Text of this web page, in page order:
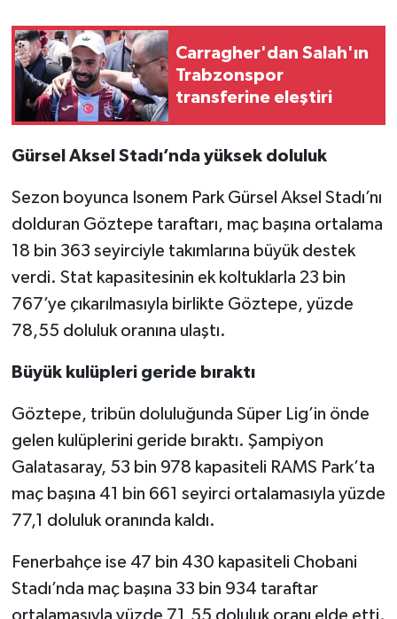
Carragher'dan Salah'ın
Trabzonspor
transferine eleştiri
Gürsel Aksel Stadı’nda yüksek doluluk
Sezon boyunca Isonem Park Gürsel Aksel Stadı’nı
dolduran Göztepe taraftarı, maç başına ortalama
18 bin 363 seyirciyle takımlarına büyük destek
verdi. Stat kapasitesinin ek koltuklarla 23 bin
767’ye çıkarılmasıyla birlikte Göztepe, yüzde
78,55 doluluk oranına ulaştı.
Büyük kulüpleri geride bıraktı
Göztepe, tribün doluluğunda Süper Lig’in önde
gelen kulüplerini geride bıraktı. Şampiyon
Galatasaray, 53 bin 978 kapasiteli RAMS Park’ta
maç başına 41 bin 661 seyirci ortalamasıyla yüzde
77,1 doluluk oranında kaldı.
Fenerbahçe ise 47 bin 430 kapasiteli Chobani
Stadı’nda maç başına 33 bin 934 taraftar